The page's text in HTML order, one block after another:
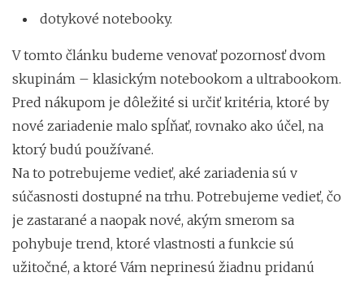
dotykové notebooky.
V tomto článku budeme venovať pozornosť dvom
skupinám – klasickým notebookom a ultrabookom.
Pred nákupom je dôležité si určiť kritéria, ktoré by
nové zariadenie malo spĺňať, rovnako ako účel, na
ktorý budú používané.
Na to potrebujeme vedieť, aké zariadenia sú v
súčasnosti dostupné na trhu. Potrebujeme vedieť, čo
je zastarané a naopak nové, akým smerom sa
pohybuje trend, ktoré vlastnosti a funkcie sú
užitočné, a ktoré Vám neprinesú žiadnu pridanú